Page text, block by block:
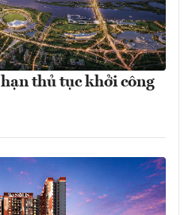
thủ tục khởi công